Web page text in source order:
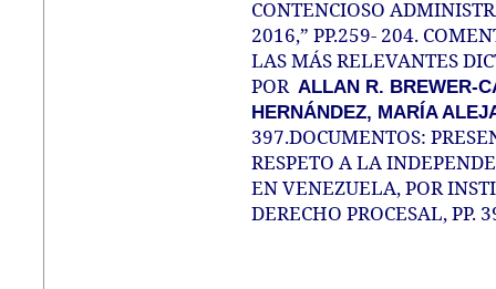
CONTENCIOSO
2016,” PP.259- 204.
LAS MÁS RELEVANTES
POR ALLAN R. BREWER-
HERNÁNDEZ, MARÍA
397.DOCUMENTOS:
RESPETO A LA
EN VENEZUELA, POR
DERECHO PROCESAL, PP.